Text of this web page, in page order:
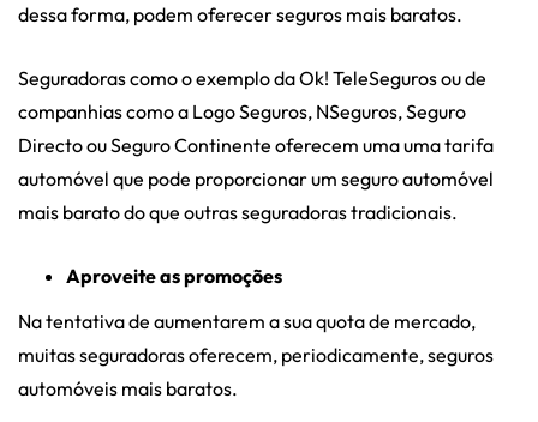
dessa forma, podem oferecer seguros mais baratos.
Seguradoras como o exemplo da Ok! TeleSeguros ou de
companhias como a Logo Seguros, NSeguros, Seguro
Directo ou Seguro Continente oferecem uma uma tarifa
automóvel que pode proporcionar um seguro automóvel
mais barato do que outras seguradoras tradicionais.
Aproveite as promoções
Na tentativa de aumentarem a sua quota de mercado,
muitas seguradoras oferecem, periodicamente, seguros
automóveis mais baratos.